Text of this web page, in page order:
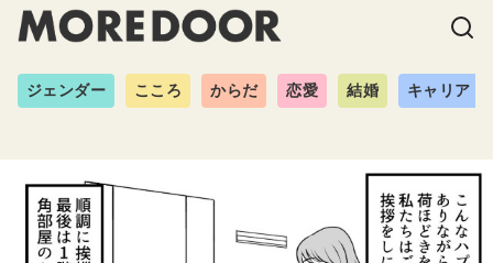
ジェンダー こころ からだ 恋愛 結婚 キャリア